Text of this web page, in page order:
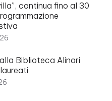
continua fino al 30
Biblioteca Alinari